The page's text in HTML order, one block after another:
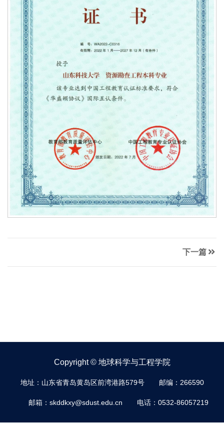
下一篇
Copyright © 地球科学与工程学院
地址：山东省青岛黄岛区前湾港路579号 邮编：266590
邮箱：skddkxy@sdust.edu.cn 电话：0532-86057219